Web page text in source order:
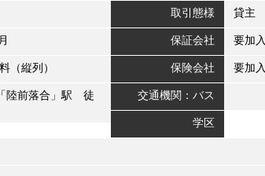
取引態様 貸主
保証会社 要加入
（縦列） 保険会社 要加入
陸前落合」駅 徒
交通機関：バス
学区